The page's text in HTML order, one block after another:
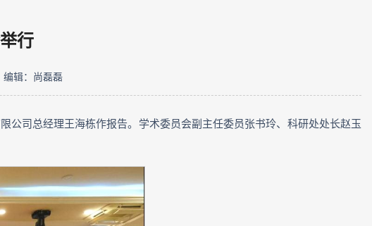
行
编辑：尚磊磊
公司总经理王海栋作报告。学术委员会副主任委员张书玲、科研处处长赵玉